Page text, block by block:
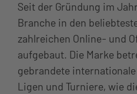
Seit der Gründung im
Branche in den
zahlreichen Online- und
aufgebaut. Die Marke
gebrandete
Ligen und Turniere, wie